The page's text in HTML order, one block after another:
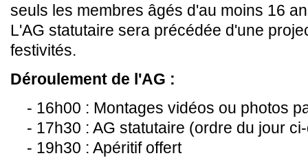
seuls les membres âgés d'au moins 16
L'AG statutaire sera précédée d'une
festivités.
Déroulement de l'AG :
- 16h00 : Montages vidéos ou photos
- 17h30 : AG statutaire (ordre du jour
- 19h30 : Apéritif offert